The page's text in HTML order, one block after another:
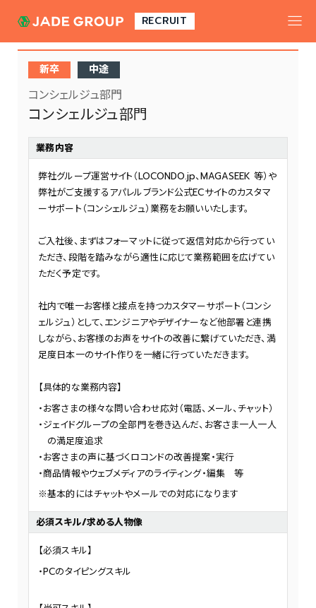
RECRUIT
toggle
新卒 中途
コンシェルジュ部門
コンシェルジュ部門
業務内容
弊社グループ運営サイト（LOCONDO.jp、MAGASEEK 等）や
弊社がご支援するアパレルブランド公式ECサイトのカスタマ
ーサポート（コンシェルジュ）業務をお願いいたします。
ご入社後、まずはフォーマットに従って返信対応から行ってい
ただき、段階を踏みながら適性に応じて業務範囲を広げてい
ただく予定です。
社内で唯一お客様と接点を持つカスタマーサポート（コンシ
ェルジュ）として、エンジニアやデザイナーなど他部署と連携
しながら、お客様のお声をサイトの改善に繋げていただき、満
足度日本一のサイト作りを一緒に行っていただきます。
【具体的な業務内容】
お客さまの様々な問い合わせ応対（電話、メール、チャット）
ジェイドグループの全部門を巻き込んだ、お客さま一人一人
の満足度追求
お客さまの声に基づくロコンドの改善提案・実行
商品情報やウェブメディアのライティング・編集 等
※基本的にはチャットやメールでの対応になります
必須スキル/求める人物像
【必須スキル】
PCのタイピングスキル